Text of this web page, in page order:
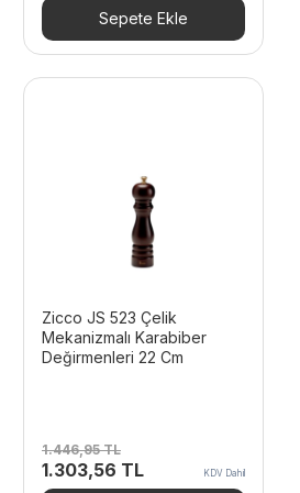
1.743,06 TL.fiyat:
1.570,32 TL.
Sepete Ekle
Zicco JS 523 Çelik
Mekanizmalı Karabiber
Değirmenleri 22 Cm
1.446,95TL
Orijinal
1.303,56 TLŞu
KDV Dahil